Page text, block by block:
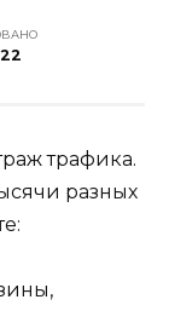
трафика.
разных